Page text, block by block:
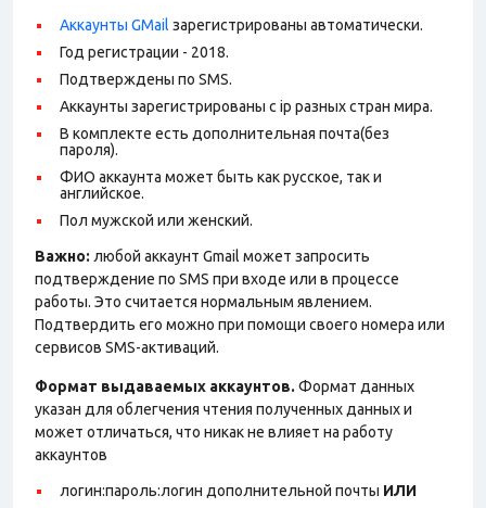
Аккаунты GMail зарегистрированы автоматически.
Год регистрации - 2018.
Подтверждены по SMS.
Аккаунты зарегистрированы с ip разных стран мира.
В комплекте есть дополнительная почта(без
пароля).
ФИО аккаунта может быть как русское, так и
английское.
Пол мужской или женский.
Важно: любой аккаунт Gmail может запросить
подтверждение по SMS при входе или в процессе
работы. Это считается нормальным явлением.
Подтвердить его можно при помощи своего номера или
сервисов SMS-активаций.
Формат выдаваемых аккаунтов. Формат данных
указан для облегчения чтения полученных данных и
может отличаться, что никак не влияет на работу
аккаунтов
логин:пароль:логин дополнительной почты ИЛИ